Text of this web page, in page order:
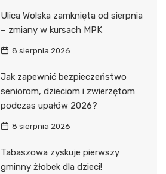
Ulica Wolska zamknięta od sierpnia
– zmiany w kursach MPK
8 sierpnia 2026
Jak zapewnić bezpieczeństwo
seniorom, dzieciom i zwierzętom
podczas upałów 2026?
8 sierpnia 2026
Tabaszowa zyskuje pierwszy
gminny żłobek dla dzieci!